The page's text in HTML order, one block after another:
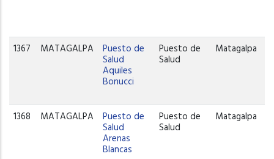
1367 MATAGALPA Puesto de
Salud
Aquiles
Bonucci
Puesto de
Salud
Matagalpa
1368 MATAGALPA Puesto de
Salud
Arenas
Blancas
Puesto de
Salud
Matagalpa